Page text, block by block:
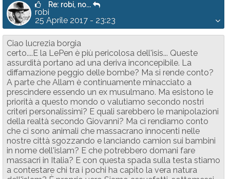
Re: robi, no...
robi
25 Aprile 2017 - 23:23
Ciao lucrezia borgia
certo....E la LePen è più pericolosa dell'isis... Queste
assurdità portano ad una deriva inconcepibile. La
diffamazione peggio delle bombe? Ma si rende conto?
A parte che Allam è continuamente minacciato a
prescindere essendo un ex musulmano. Ma esistono le
priorità a questo mondo o valutiamo secondo nostri
criteri personalissimi? E quali sarebbero le manipolazioni
della realtà secondo Giovanni? Ma ci rendiamo conto
che ci sono animali che massacrano innocenti nelle
nostre città sgozzando e lanciando camion sui bambini
in nome dell'islam? E che potrebbero domani fare
massacri in Italia? E con questa spada sulla testa stiamo
a contestare chi tra i pochi ha capito la vera natura